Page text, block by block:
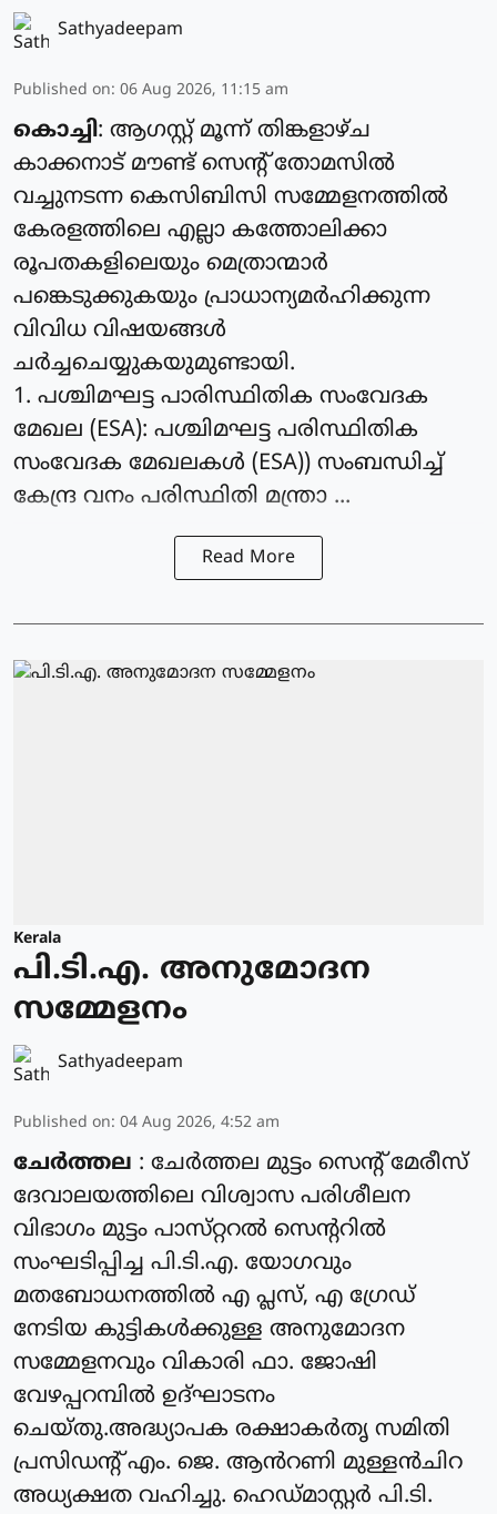
Sathyadeepam
Published on: 06 Aug 2026, 11:15 am
കൊച്ചി: ആഗസ്റ്റ് മൂന്ന് തിങ്കളാഴ്ച
കാക്കനാട് മൗണ്ട് സെന്റ് തോമസില്‍
വച്ചുനടന്ന കെസിബിസി സമ്മേളനത്തില്‍
കേരളത്തിലെ എല്ലാ കത്തോലിക്കാ
രൂപതകളിലെയും മെത്രാന്മാര്‍
പങ്കെടുക്കുകയും പ്രാധാന്യമര്‍ഹിക്കുന്ന
വിവിധ വിഷയങ്ങള്‍
ചര്‍ച്ചചെയ്യുകയുമുണ്ടായി.
1. പശ്ചിമഘട്ട പാരിസ്ഥിതിക സംവേദക
മേഖല (ESA): പശ്ചിമഘട്ട പരിസ്ഥിതിക
സംവേദക മേഖലകള്‍ (ESA)) സംബന്ധിച്ച്
കേന്ദ്ര വനം പരിസ്ഥിതി മന്ത്രാ ...
Read More
Kerala
പി.ടി.എ. അനുമോദന
സമ്മേളനം
Sathyadeepam
Published on: 04 Aug 2026, 4:52 am
ചേർത്തല : ചേർത്തല മുട്ടം സെൻ്റ് മേരീസ്
ദേവാലയത്തിലെ വിശ്വാസ പരിശീലന
വിഭാഗം മുട്ടം പാസ്‌റ്ററൽ സെന്ററിൽ
സംഘടിപ്പിച്ച പി.ടി.എ. യോഗവും
മതബോധനത്തിൽ എ പ്ലസ്, എ ഗ്രേഡ്
നേടിയ കുട്ടികൾക്കുള്ള അനുമോദന
സമ്മേളനവും വികാരി ഫാ. ജോഷി
വേഴപ്പറമ്പിൽ ഉദ്ഘാടനം
ചെയ്തു.അദ്ധ്യാപക രക്ഷാകർതൃ സമിതി
പ്രസിഡന്റ്‌ എം. ജെ. ആൻറണി മുള്ളൻചിറ
അധ്യക്ഷത വഹിച്ചു. ഹെഡ്മാസ്റ്റർ പി.ടി.